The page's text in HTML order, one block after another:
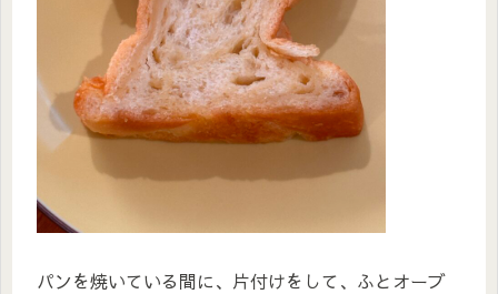
パンを焼いている間に、片付けをして、ふとオーブ